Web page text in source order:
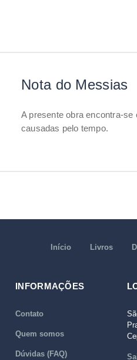
Nota do Messias
A presente obra encontra-
causadas pelo tempo.
Início Livros
INFORMAÇÕES
Contato
Quem somos
Dúvidas (FAQ)